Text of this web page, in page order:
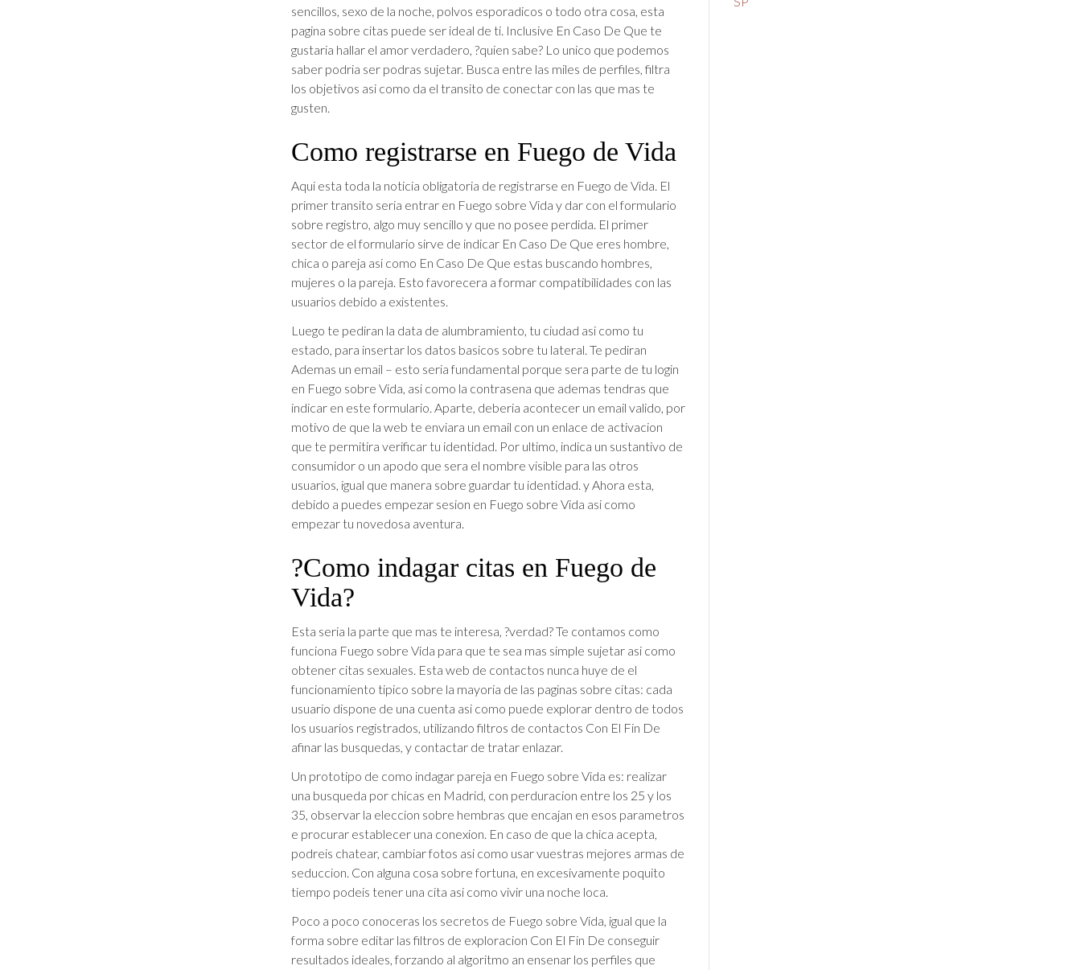
sencillos, sexo de la noche, polvos esporadicos o todo otra cosa, esta
pagina sobre citas puede ser ideal de ti. Inclusive En Caso De Que te
gustaria hallar el amor verdadero, ?quien sabe? Lo unico que podemos
saber podri­a ser podras sujetar. Busca entre las miles de perfiles, filtra
los objetivos asi­ como da el transito de conectar con las que mas te
gusten.
Como registrarse en Fuego de Vida
Aqui esta toda la noticia obligatoria de registrarse en Fuego de Vida. El
primer transito seri­a entrar en Fuego sobre Vida y dar con el formulario
sobre registro, algo muy sencillo y que no posee perdida. El primer
sector de el formulario sirve de indicar En Caso De Que eres hombre,
chica o pareja asi­ como En Caso De Que estas buscando hombres,
mujeres o la pareja. Esto favorecera a formar compatibilidades con las
usuarios debido a existentes.
Luego te pediran la data de alumbramiento, tu ciudad asi­ como tu
estado, para insertar los datos basicos sobre tu lateral. Te pediran
Ademas un email – esto seri­a fundamental porque sera parte de tu login
en Fuego sobre Vida, asi como la contrasena que ademas tendras que
indicar en este formulario. Aparte, deberia acontecer un email valido, por
motivo de que la web te enviara un email con un enlace de activacion
que te permitira verificar tu identidad. Por ultimo, indica un sustantivo de
consumidor o un apodo que sera el nombre visible para las otros
usuarios, igual que manera sobre guardar tu identidad. y Ahora esta,
debido a puedes empezar sesion en Fuego sobre Vida asi­ como
empezar tu novedosa aventura.
?Como indagar citas en Fuego de
Vida?
Esta seri­a la parte que mas te interesa, ?verdad? Te contamos como
funciona Fuego sobre Vida para que te sea mas simple sujetar asi­ como
obtener citas sexuales. Esta web de contactos nunca huye de el
funcionamiento tipico sobre la mayoria de las paginas sobre citas: cada
usuario dispone de una cuenta asi­ como puede explorar dentro de todos
los usuarios registrados, utilizando filtros de contactos Con El Fin De
afinar las busquedas, y contactar de tratar enlazar.
Un prototipo de como indagar pareja en Fuego sobre Vida es: realizar
una busqueda por chicas en Madrid, con perduracion entre los 25 y los
35, observar la eleccion sobre hembras que encajan en esos parametros
e procurar establecer una conexion. En caso de que la chica acepta,
podreis chatear, cambiar fotos asi­ como usar vuestras mejores armas de
seduccion. Con alguna cosa sobre fortuna, en excesivamente poquito
tiempo podeis tener una cita asi­ como vivir una noche loca.
Poco a poco conoceras los secretos de Fuego sobre Vida, igual que la
forma sobre editar las filtros de exploracion Con El Fin De conseguir
resultados ideales, forzando al algoritmo an ensenar los perfiles que